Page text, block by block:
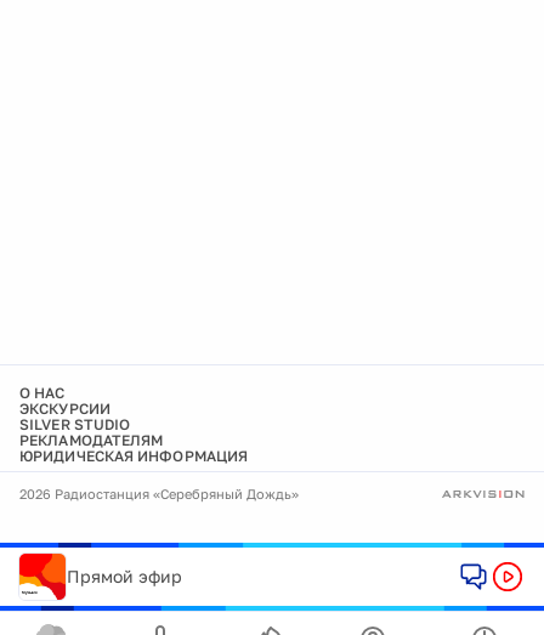
О НАС
ЭКСКУРСИИ
SILVER STUDIO
РЕКЛАМОДАТЕЛЯМ
ЮРИДИЧЕСКАЯ ИНФОРМАЦИЯ
2026 Радиостанция «Серебряный Дождь»
Прямой эфир